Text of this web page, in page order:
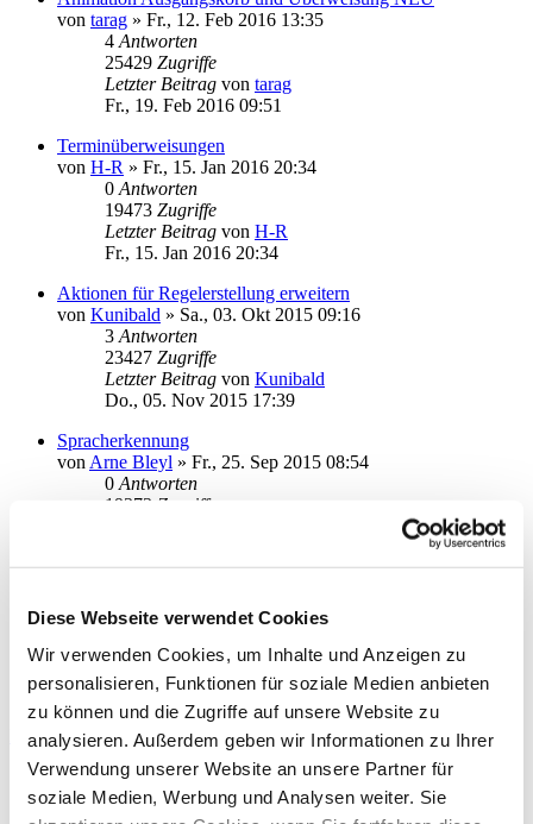
Diese Webseite verwendet Cookies
Wir verwenden Cookies, um Inhalte und Anzeigen zu
personalisieren, Funktionen für soziale Medien anbieten
zu können und die Zugriffe auf unsere Website zu
analysieren. Außerdem geben wir Informationen zu Ihrer
Verwendung unserer Website an unsere Partner für
soziale Medien, Werbung und Analysen weiter. Sie
von tarag » Fr., 12. Feb 2016 13:35
4 Antworten
25429 Zugriffe
Letzter Beitrag von tarag
Fr., 19. Feb 2016 09:51
Terminüberweisungen
von H-R » Fr., 15. Jan 2016 20:34
0 Antworten
19473 Zugriffe
Letzter Beitrag von H-R
Fr., 15. Jan 2016 20:34
Aktionen für Regelerstellung erweitern
von Kunibald » Sa., 03. Okt 2015 09:16
3 Antworten
23427 Zugriffe
Letzter Beitrag von Kunibald
Do., 05. Nov 2015 17:39
Spracherkennung
von Arne Bleyl » Fr., 25. Sep 2015 08:54
0 Antworten
19373 Zugriffe
voncalea » Fr., 28. Aug 2015 15:21
0Antworten
20015 Zugriffe
Letzter Beitrag
calea
Fr., 28. Aug 2015 15:21
Neues Thema
Anzeigen:
Sortiere nach:
Richtung: